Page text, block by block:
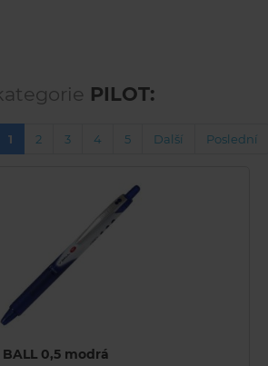
PILOT:
1 2 3 4 5 Další Poslední
0,5 modrá